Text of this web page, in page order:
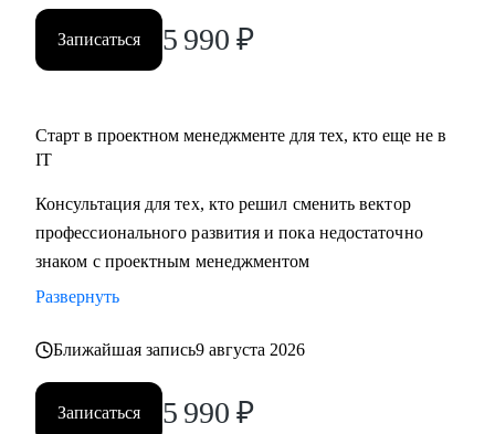
Записаться 5 990 ₽
Старт в проектном менеджменте для тех, кто еще не в
IT
Консультация для тех, кто решил сменить вектор
профессионального развития и пока недостаточно
знаком с проектным менеджментом
Развернуть
Ближайшая запись9 августа 2026
Записаться 5 990 ₽